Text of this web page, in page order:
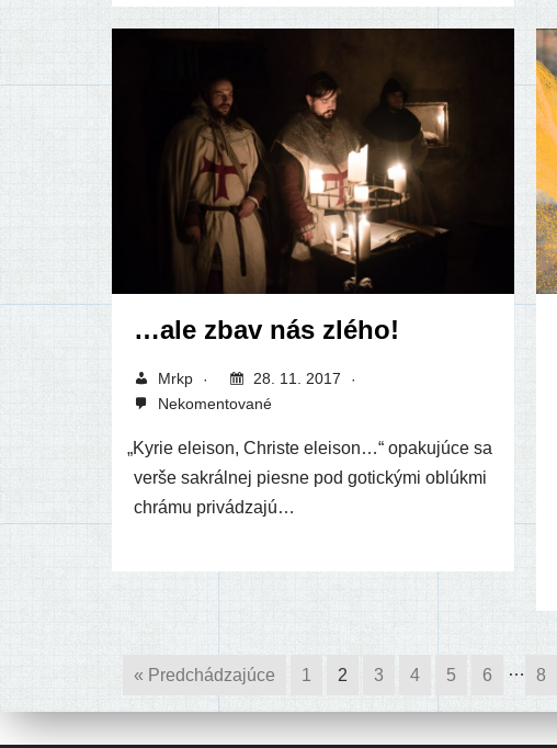
…ale zbav nás zlého!
Mrkp
28. 11. 2017
Nekomentované
„Kyrie ele­i­son, Christe ele­i­son…“ opa­ku­jú­ce sa
ver­še sak­rál­nej pies­ne pod gotic­ký­mi oblúk­mi
chrá­mu privádzajú…
« Predchádzajúce 1 2 3 4 5 6 … 8